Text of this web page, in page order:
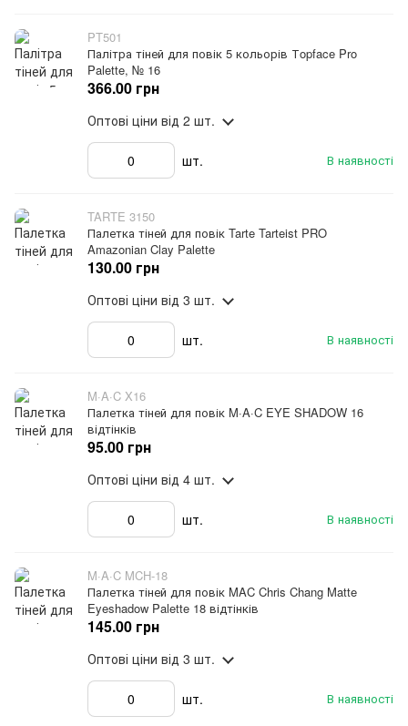
PT501
Палітра тіней для повік 5 кольорів Тopface Pro
Palette, № 16
В наявності
366.00 грн
Оптові ціни від 2 шт.
шт.
TARTE 3150
Палетка тіней для повік Tarte Tarteist PRO
Amazonian Clay Palette
В наявності
130.00 грн
Оптові ціни від 3 шт.
шт.
M·A·C X16
Палетка тіней для повік M·A·C EYE SHADOW 16
відтінків
В наявності
95.00 грн
Оптові ціни від 4 шт.
шт.
M·A·C MCH-18
Палетка тіней для повік MAC Chris Chang Matte
Eyeshadow Palette 18 відтінків
В наявності
145.00 грн
Оптові ціни від 3 шт.
шт.